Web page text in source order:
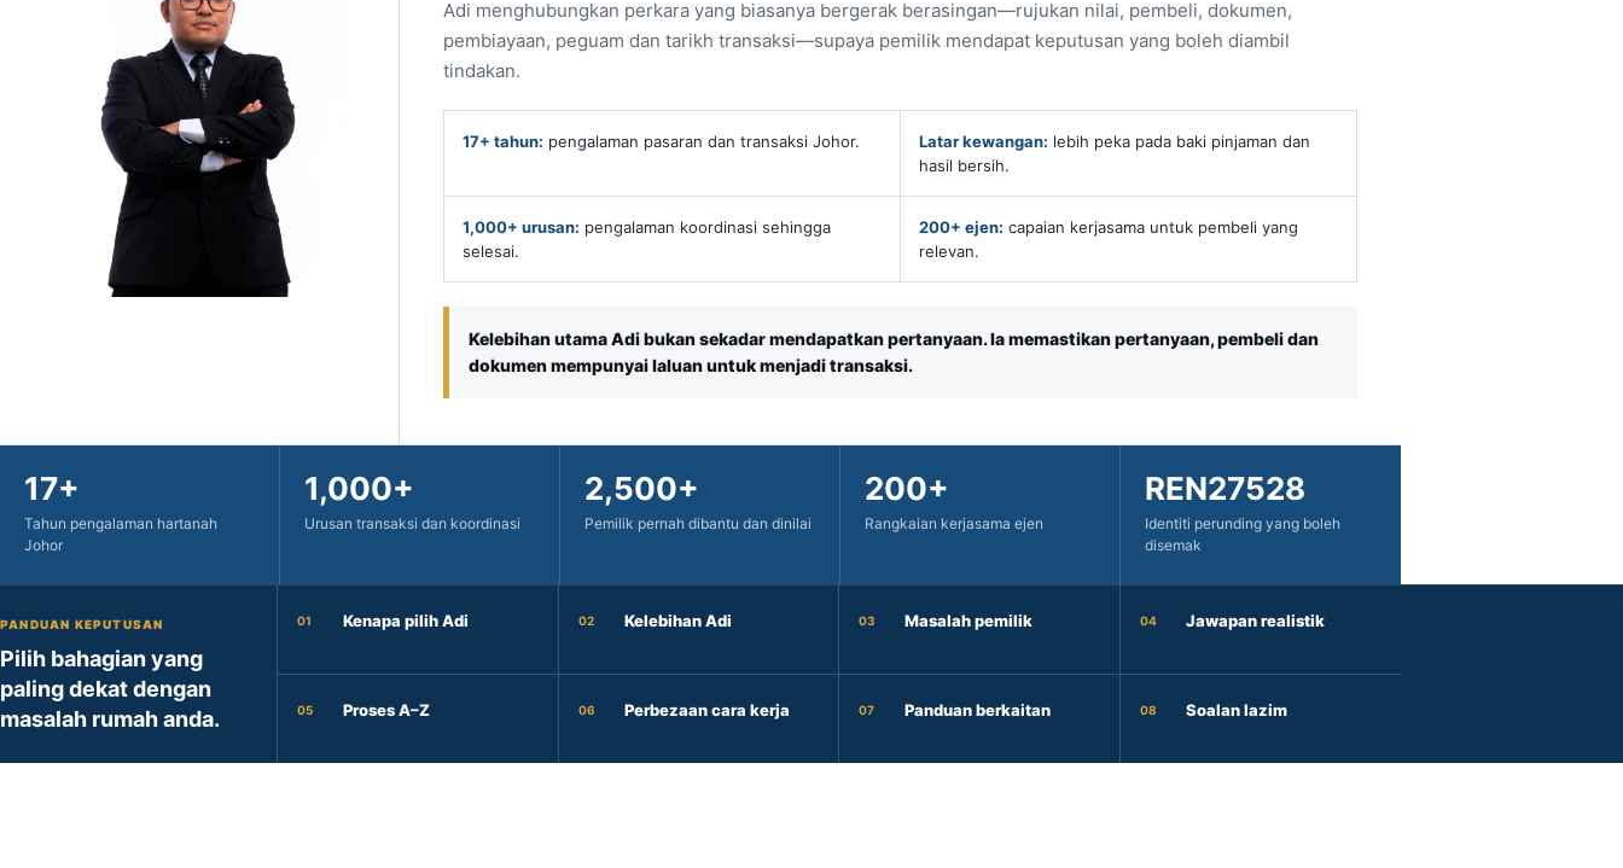
Adi menghubungkan perkara yang biasanya bergerak berasingan—rujukan nilai, pembeli, dokumen,
pembiayaan, peguam dan tarikh transaksi—supaya pemilik mendapat keputusan yang boleh diambil
tindakan.
17+ tahun: pengalaman pasaran dan transaksi Johor. Latar kewangan: lebih peka pada baki pinjaman dan
hasil bersih.
1,000+ urusan: pengalaman koordinasi sehingga
selesai.
200+ ejen: capaian kerjasama untuk pembeli yang
relevan.
Kelebihan utama Adi bukan sekadar mendapatkan pertanyaan. Ia memastikan pertanyaan, pembeli dan
dokumen mempunyai laluan untuk menjadi transaksi.
17+
Tahun pengalaman hartanah
Johor
1,000+
Urusan transaksi dan koordinasi
2,500+
Pemilik pernah dibantu dan dinilai
200+
Rangkaian kerjasama ejen
REN27528
Identiti perunding yang boleh
disemak
PANDUAN KEPUTUSAN
Pilih bahagian yang
paling dekat dengan
masalah rumah anda.
01 Kenapa pilih Adi 02 Kelebihan Adi 03 Masalah pemilik 04 Jawapan realistik
05 Proses A–Z 06 Perbezaan cara kerja 07 Panduan berkaitan 08 Soalan lazim